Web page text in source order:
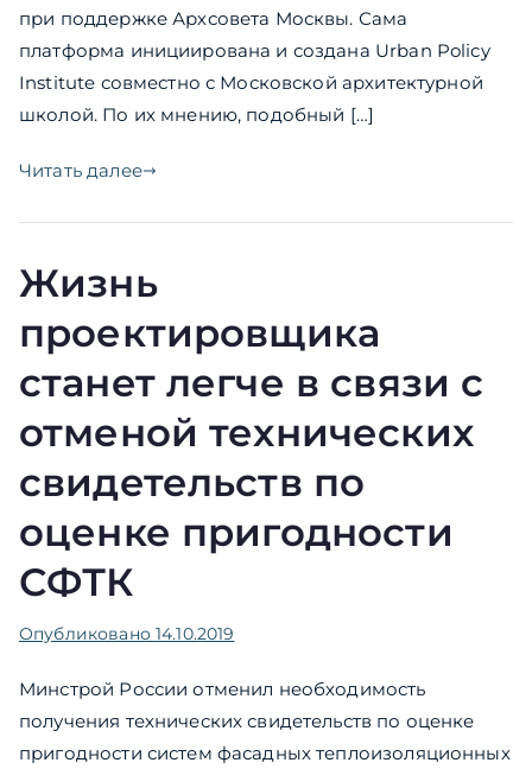
при поддержке Архсовета Москвы. Сама
платформа инициирована и создана Urban Policy
Institute совместно с Московской архитектурной
школой. По их мнению, подобный […]
Читать далее
Жизнь
проектировщика
станет легче в связи с
отменой технических
свидетельств по
оценке пригодности
СФТК
Опубликовано 14.10.2019
Минстрой России отменил необходимость
получения технических свидетельств по оценке
пригодности систем фасадных теплоизоляционных